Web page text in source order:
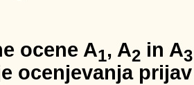
ocene A1, A2 in A3
ocenjevanja